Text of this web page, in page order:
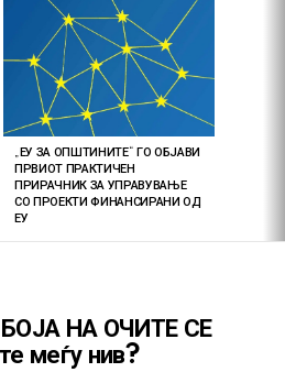
„ЕУ ЗА ОПШТИНИТЕ“ ГО ОБЈАВИ
ПРВИОТ ПРАКТИЧЕН
ПРИРАЧНИК ЗА УПРАВУВАЊЕ
СО ПРОЕКТИ ФИНАНСИРАНИ ОД
ЕУ
НА ОЧИТЕ СЕ
меѓу нив?